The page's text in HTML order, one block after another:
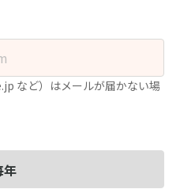
など）はメールが届かない場
年